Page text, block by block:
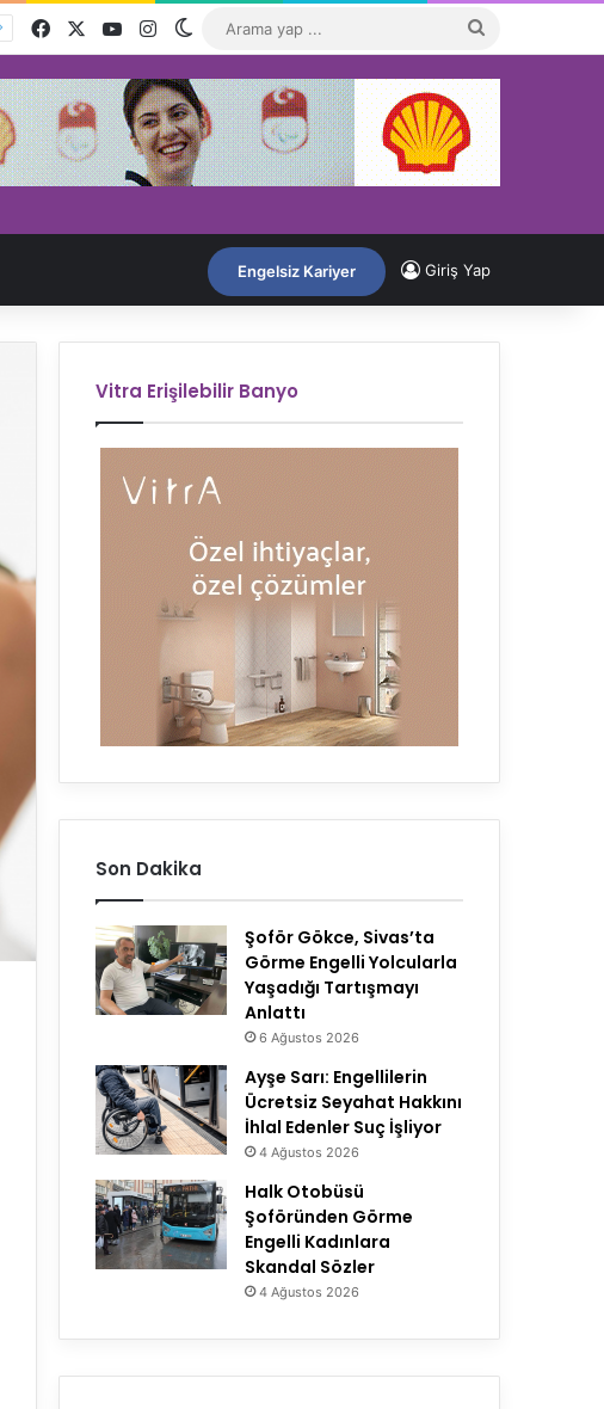
Facebook YouTubeInstagramDış görünümü değiştir
...
Engelsiz Kariyer Giriş Yap
Vitra Erişilebilir Banyo
Son Dakika
Şoför Gökce, Sivas’ta
Görme Engelli Yolcularla
Yaşadığı Tartışmayı
Anlattı
6 Ağustos 2026
Ayşe Sarı: Engellilerin
Ücretsiz Seyahat Hakkını
İhlal Edenler Suç İşliyor
4 Ağustos 2026
Halk Otobüsü
Şoföründen Görme
Engelli Kadınlara
Skandal Sözler
4 Ağustos 2026